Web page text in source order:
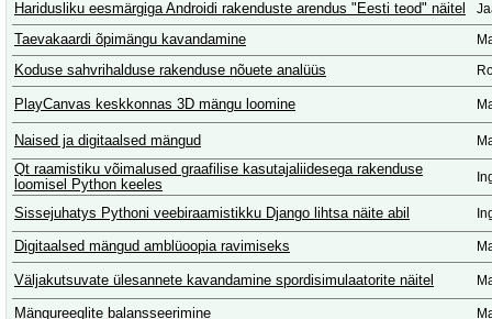
Haridusliku eesmärgiga Androidi rakenduste arendus "Eesti teod" näitel
Taevakaardi õpimängu kavandamine
Koduse sahvrihalduse rakenduse nõuete analüüs
PlayCanvas keskkonnas 3D mängu loomine
Naised ja digitaalsed mängud
Qt raamistiku võimalused graafilise kasutajaliidesega rakenduse
loomisel Python keeles
Sissejuhatys Pythoni veebiraamistikku Django lihtsa näite abil
Digitaalsed mängud amblüoopia ravimiseks
Väljakutsuvate ülesannete kavandamine spordisimulaatorite näitel
Mängureeglite balansseerimine